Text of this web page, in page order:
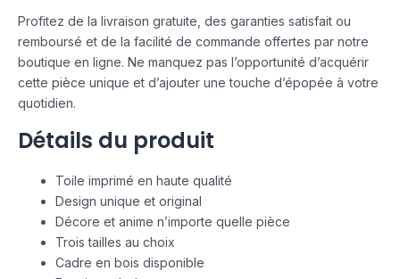
Profitez de la livraison gratuite, des garanties satisfait ou
remboursé et de la facilité de commande offertes par notre
boutique en ligne. Ne manquez pas l’opportunité d’acquérir
cette pièce unique et d’ajouter une touche d’épopée à votre
quotidien.
Détails du produit
Toile imprimé en haute qualité
Design unique et original
Décore et anime n’importe quelle pièce
Trois tailles au choix
Cadre en bois disponible